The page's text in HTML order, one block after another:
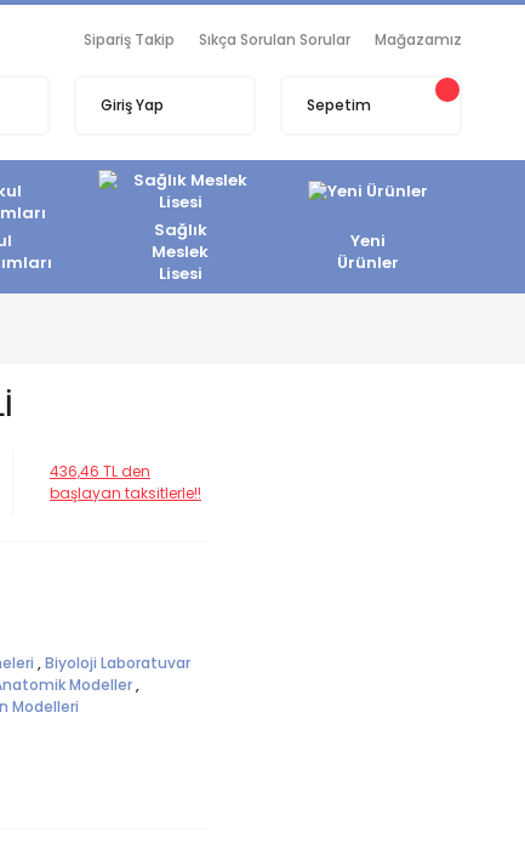
Sipariş Takip Sıkça Sorulan Sorular Mağazamız
Giriş Yap Sepetim
Sağlık
Meslek
Lisesi
Yeni
Ürünler
436,46 TL den
başlayan taksitlerle!!
,Biyoloji Laboratuvar
Modeller,
Modelleri